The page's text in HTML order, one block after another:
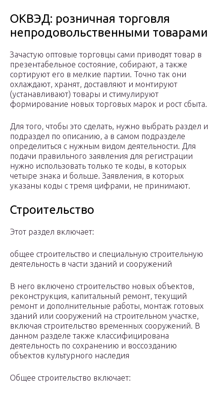
ОКВЭД: розничная торговля
непродовольственными товарами
Зачастую оптовые торговцы сами приводят товар в
презентабельное состояние, собирают, а также
сортируют его в мелкие партии. Точно так они
охлаждают, хранят, доставляют и монтируют
(устанавливают) товары и стимулируют
формирование новых торговых марок и рост сбыта.
Для того, чтобы это сделать, нужно выбрать раздел и
подраздел по описанию, а в самом подразделе
определиться с нужным видом деятельности. Для
подачи правильного заявления для регистрации
нужно использовать только те коды, в которых
четыре знака и больше. Заявления, в которых
указаны коды с тремя цифрами, не принимают.
Строительство
Этот раздел включает:
общее строительство и специальную строительную
деятельность в части зданий и сооружений
В него включено строительство новых объектов,
реконструкция, капитальный ремонт, текущий
ремонт и дополнительные работы, монтаж готовых
зданий или сооружений на строительном участке,
включая строительство временных сооружений. В
данном разделе также классифицирована
деятельность по сохранению и воссозданию
объектов культурного наследия
Общее строительство включает: